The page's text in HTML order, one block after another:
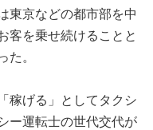
東京などの都市部を中
客を乗せ続けることと
た。
稼げる」としてタクシ
ー運転士の世代交代が